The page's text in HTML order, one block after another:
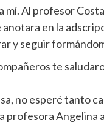
mí. Al profesor
en la
y seguir
te
no esperé tanto
profesora